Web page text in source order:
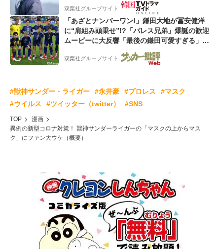
双葉社グループサイト
「あざとナンバーワン!」鎌田大地が冨安健洋
に“肩組み頭乗せ”!?「パレス兄弟」爆誕の歓迎
ムービーに大反響「最後の鎌田可愛すぎる」
「粋にも程がある!」
双葉社グループサイト
#獣神サンダー・ライガー #永井豪 #プロレス
#マスク
#ウイルス
#ツイッター（twitter） #SNS
TOP
漫画
異例の新型コロナ対策！ 獣神サンダーライガーの「マスクの上からマス
ク」にファン大ウケ（概要）